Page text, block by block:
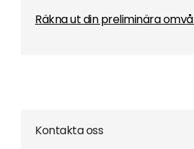
Räkna ut din preliminära
Kontakta oss